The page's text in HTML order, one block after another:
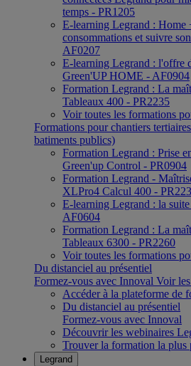
temps - PR1205
E-learning Legrand : Home
consommations et suivre
AF0207
E-learning Legrand : l'offre
Green'UP HOME - AF0904
Formation Legrand : La
Tableaux 400 - PR2235
Voir toutes les formations
Formations pour chantiers
batiments publics)
Formation Legrand : Prise
Green'up Control - PR0904
Formation Legrand -
XLPro4 Calcul 400 -
E-learning Legrand : la
AF0604
Formation Legrand : La
Tableaux 6300 - PR2260
Voir toutes les formations
Du distanciel au présentiel
Formez-vous avec Innoval Voir
Accéder à la plateforme de
Du distanciel au présentiel
Formez-vous avec Innoval
Découvrir les webinaires
Trouver la formation la plus
Legrand